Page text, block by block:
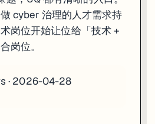
cyber 治理的人才需求持
岗位开始让位给「技术 +
岗位。
· 2026-04-28